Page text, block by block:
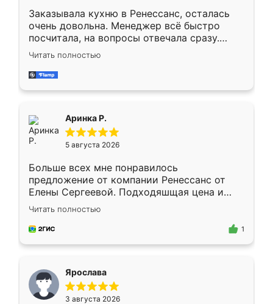
Заказывала кухню в Ренессанс, осталась
очень довольна. Менеджер всё быстро
посчитала, на вопросы отвечала сразу.
Замерщик приехал в субботу, подошёл к
делу со всей ответственностью. Собрали
за день, ребята работали аккуратно, даже
Читать полностью
Аринка Р.
5 августа 2026
Больше всех мне понравилось
предложение от компании Ренессанс от
Елены Сергеевой. Подходяшщая цена и
короткие сроки изготовления. Приехавший
для замера сотрудник Владислав
предложил по моему эскизу самый
Читать полностью
1
Ярослава
3 августа 2026